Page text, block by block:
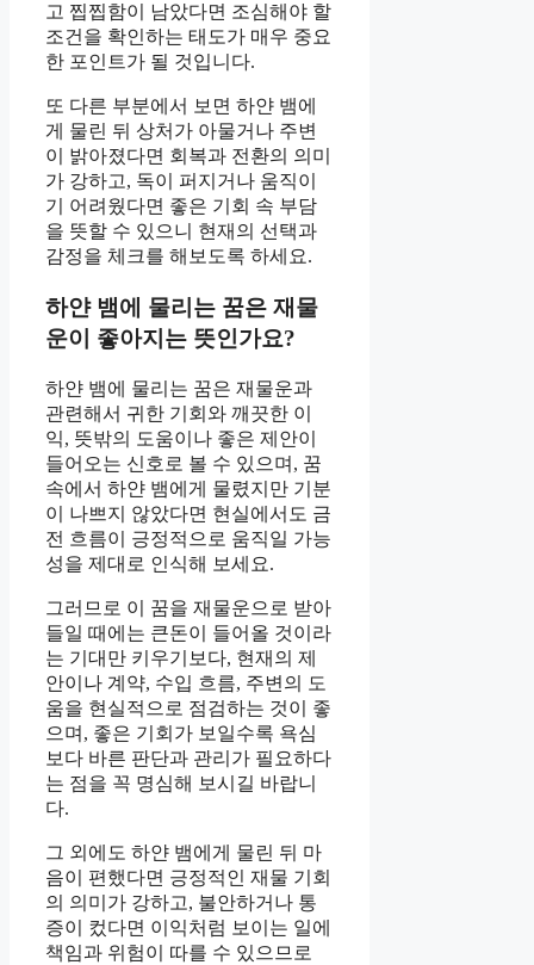
고 찝찝함이 남았다면 조심해야 할
조건을 확인하는 태도가 매우 중요
한 포인트가 될 것입니다.
또 다른 부분에서 보면 하얀 뱀에
게 물린 뒤 상처가 아물거나 주변
이 밝아졌다면 회복과 전환의 의미
가 강하고, 독이 퍼지거나 움직이
기 어려웠다면 좋은 기회 속 부담
을 뜻할 수 있으니 현재의 선택과
감정을 체크를 해보도록 하세요.
하얀 뱀에 물리는 꿈은 재물
운이 좋아지는 뜻인가요?
하얀 뱀에 물리는 꿈은 재물운과
관련해서 귀한 기회와 깨끗한 이
익, 뜻밖의 도움이나 좋은 제안이
들어오는 신호로 볼 수 있으며, 꿈
속에서 하얀 뱀에게 물렸지만 기분
이 나쁘지 않았다면 현실에서도 금
전 흐름이 긍정적으로 움직일 가능
성을 제대로 인식해 보세요.
그러므로 이 꿈을 재물운으로 받아
들일 때에는 큰돈이 들어올 것이라
는 기대만 키우기보다, 현재의 제
안이나 계약, 수입 흐름, 주변의 도
움을 현실적으로 점검하는 것이 좋
으며, 좋은 기회가 보일수록 욕심
보다 바른 판단과 관리가 필요하다
는 점을 꼭 명심해 보시길 바랍니
다.
그 외에도 하얀 뱀에게 물린 뒤 마
음이 편했다면 긍정적인 재물 기회
의 의미가 강하고, 불안하거나 통
증이 컸다면 이익처럼 보이는 일에
책임과 위험이 따를 수 있으므로